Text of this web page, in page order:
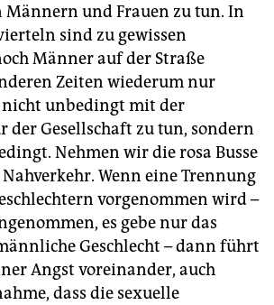
Männern und Frauen zu tun. In
sind zu gewissen
Männer auf der Straße
Zeiten wiederum nur
nicht unbedingt mit der
der Gesellschaft zu tun, sondern
Nehmen wir die rosa Busse
Wenn eine Trennung
vorgenommen wird –
es gebe nur das
Geschlecht – dann führt
Angst voreinander, auch
dass die sexuelle